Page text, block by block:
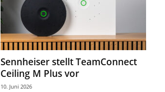
Sennheiser stellt TeamConnect
Ceiling M Plus vor
10. Juni 2026